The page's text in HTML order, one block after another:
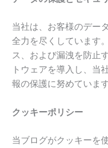
当社は、お客様のデー
全力を尽くしています
ス、および漏洩を防止
トウェアを導入し、当
報の保護に努めています
クッキーポリシー
当ブログがクッキーを